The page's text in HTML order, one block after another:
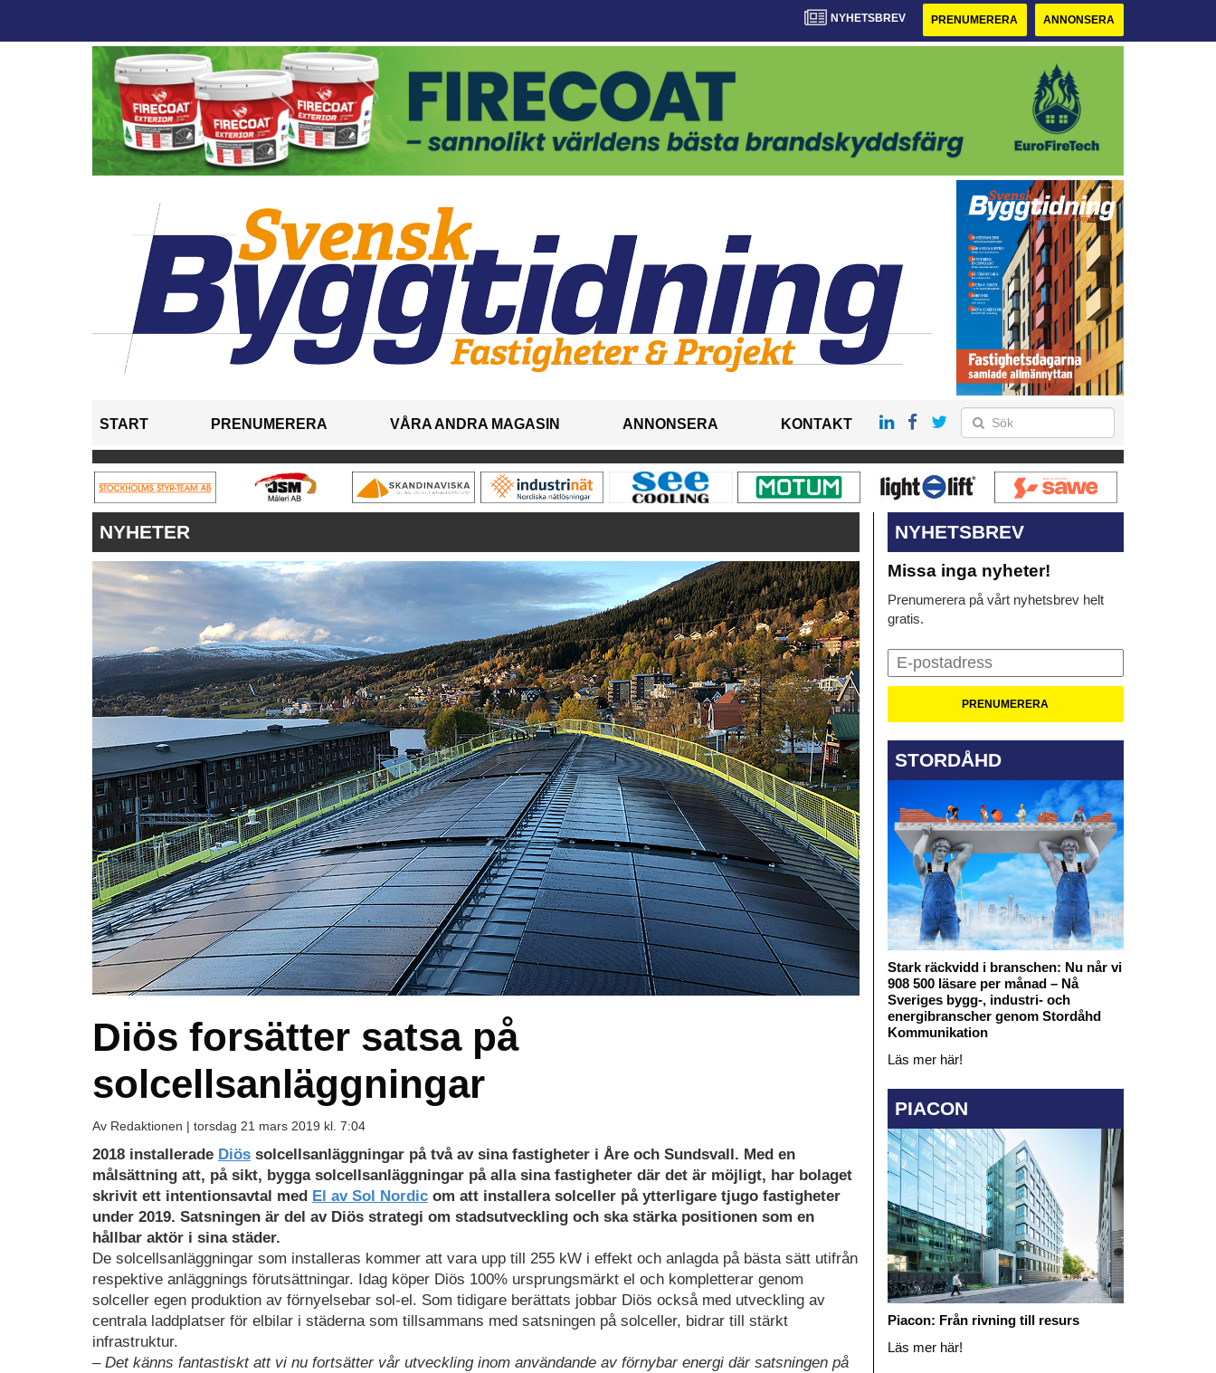
NYHETSBREV PRENUMERERA ANNONSERA
START PRENUMERERA VÅRA ANDRA MAGASIN ANNONSERA KONTAKT
NYHETER
Diös forsätter satsa på
solcellsanläggningar
Av Redaktionen | torsdag 21 mars 2019 kl. 7:04
2018 installerade Diös solcellsanläggningar på två av sina fastigheter i Åre och Sundsvall. Med en
målsättning att, på sikt, bygga solcellsanläggningar på alla sina fastigheter där det är möjligt, har bolaget
skrivit ett intentionsavtal med El av Sol Nordic om att installera solceller på ytterligare tjugo fastigheter
under 2019. Satsningen är del av Diös strategi om stadsutveckling och ska stärka positionen som en
hållbar aktör i sina städer.
De solcellsanläggningar som installeras kommer att vara upp till 255 kW i effekt och anlagda på bästa sätt utifrån
respektive anläggnings förutsättningar. Idag köper Diös 100% ursprungsmärkt el och kompletterar genom
solceller egen produktion av förnyelsebar sol-el. Som tidigare berättats jobbar Diös också med utveckling av
centrala laddplatser för elbilar i städerna som tillsammans med satsningen på solceller, bidrar till stärkt
infrastruktur.
– Det känns fantastiskt att vi nu fortsätter vår utveckling inom användande av förnybar energi där satsningen på
NYHETSBREV
Missa inga nyheter!
Prenumerera på vårt nyhetsbrev helt
gratis.
STORDÅHD
Stark räckvidd i branschen: Nu når vi
908 500 läsare per månad – Nå
Sveriges bygg-, industri- och
energibranscher genom Stordåhd
Kommunikation
Läs mer här!
PIACON
Piacon: Från rivning till resurs
Läs mer här!